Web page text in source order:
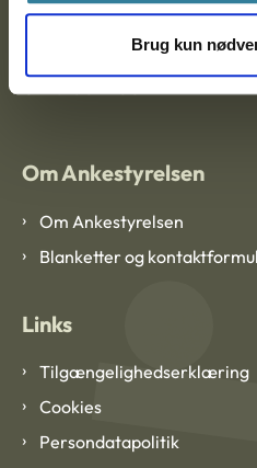
Brug kun
CVR: 1007 4002
Om Ankestyrelsen
Om Ankestyrelsen
Blanketter og
Links
Tilgængelighedserklæring
Cookies
Persondatapolitik